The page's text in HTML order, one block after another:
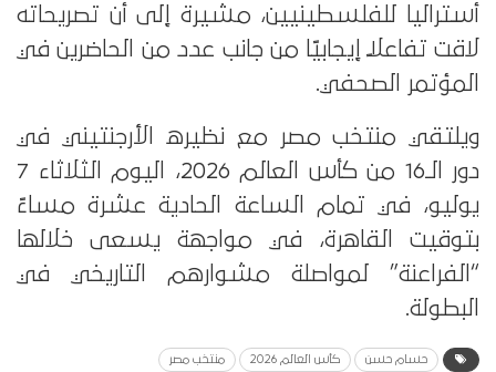
أستراليا للفلسطينيين، مشيرة إلى أن تصريحاته
لاقت تفاعلًا إيجابيًا من جانب عدد من الحاضرين في
المؤتمر الصحفي.
ويلتقي منتخب مصر مع نظيره الأرجنتيني في
دور الـ16 من كأس العالم 2026، اليوم الثلاثاء 7
يوليو، في تمام الساعة الحادية عشرة مساءً
بتوقيت القاهرة، في مواجهة يسعى خلالها
“الفراعنة” لمواصلة مشوارهم التاريخي في
البطولة.
حسام حسن كأس العالم 2026 منتخب مصر